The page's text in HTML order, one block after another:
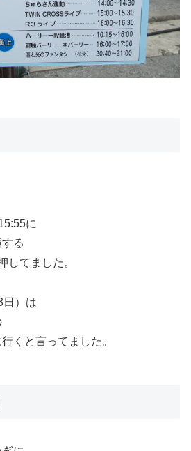
に
る
してました。
日）は
くと言ってました。